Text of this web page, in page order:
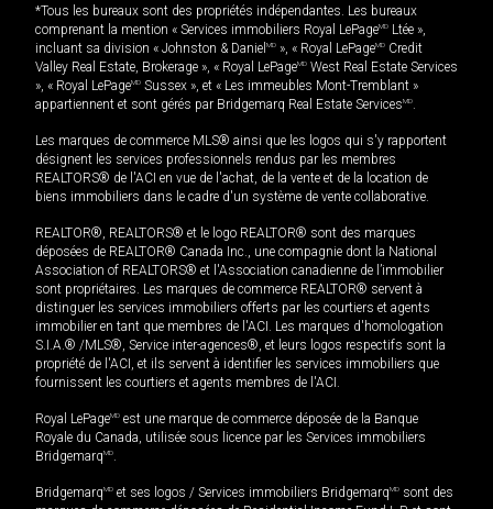
*Tous les bureaux sont des propriétés indépendantes. Les bureaux
comprenant la mention « Services immobiliers Royal LePageMD Ltée »,
incluant sa division « Johnston & Daniel MD », « Royal LePageMD Credit
Valley Real Estate, Brokerage », « Royal LePageMD West Real Estate Services
», « Royal LePageMD Sussex », et « Les immeubles Mont-Tremblant »
appartiennent et sont gérés par Bridgemarq Real Estate ServicesMD.
Les marques de commerce MLS® ainsi que les logos qui s'y rapportent
désignent les services professionnels rendus par les membres
REALTORS® de l'ACI en vue de l'achat, de la vente et de la location de
biens immobiliers dans le cadre d'un système de vente collaborative.
REALTOR®, REALTORS® et le logo REALTOR® sont des marques
déposées de REALTOR® Canada Inc., une compagnie dont la National
Association of REALTORS® et l'Association canadienne de l’immobilier
sont propriétaires. Les marques de commerce REALTOR® servent à
distinguer les services immobiliers offerts par les courtiers et agents
immobilier en tant que membres de l'ACI. Les marques d'homologation
S.I.A.® /MLS®, Service inter-agences®, et leurs logos respectifs sont la
propriété de l'ACI, et ils servent à identifier les services immobiliers que
fournissent les courtiers et agents membres de l'ACI.
Royal LePageMD est une marque de commerce déposée de la Banque
Royale du Canada, utilisée sous licence par les Services immobiliers
BridgemarqMD.
BridgemarqMD et ses logos / Services immobiliers BridgemarqMD sont des